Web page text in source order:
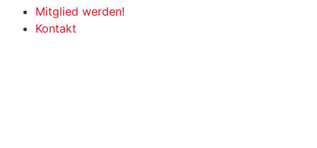
Mitglied werden!
Kontakt